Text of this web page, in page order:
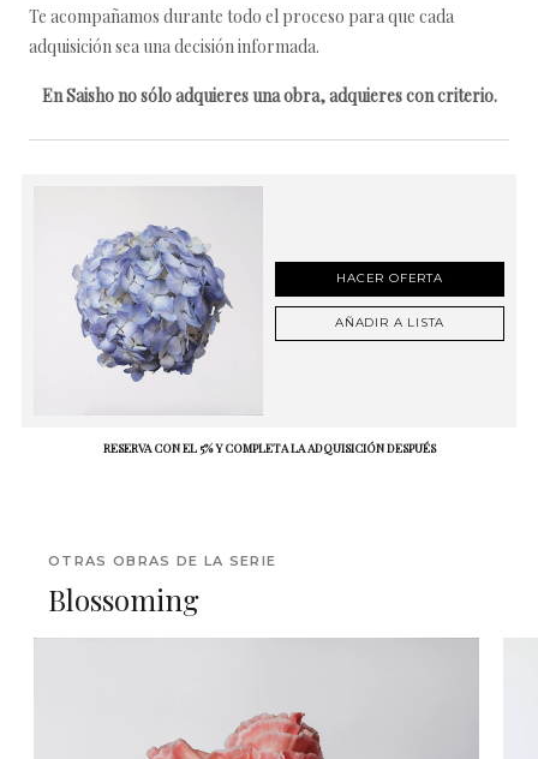
Te acompañamos durante todo el proceso para que cada
adquisición sea una decisión informada.
En Saisho no sólo adquieres una obra, adquieres con criterio.
HACER OFERTA
AÑADIR A LISTA
RESERVA CON EL 5% Y COMPLETA LA ADQUISICIÓN DESPUÉS
OTRAS OBRAS DE LA SERIE
Blossoming